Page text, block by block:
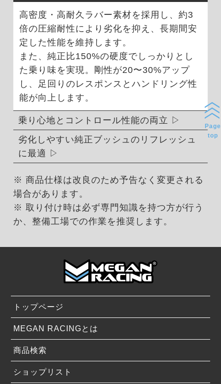
高密度・高耐久ラバー素材を採用し、約3
倍の圧縮耐性により劣化を抑え、長期間安
定した性能を維持します。
また、純正比150%の硬度でしっかりとし
た乗り味を実現。剛性が20〜30%アップ
し、足回りのレスポンスとハンドリング性
能が向上します。
乗り心地とコントロール性能の両立
劣化しやすい純正ブッシュのリフレッシュ
に最適
※ 商品仕様は改良のため予告なく変更される
場合があります。
※ 取り付け時は必ず専門知識を持つ方が行う
か、整備工場での作業を推奨します。
トップページ
MEGAN RACINGとは
商品検索
ショップリスト
Page
top